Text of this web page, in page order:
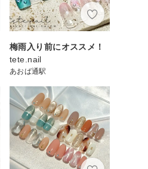
梅雨入り前にオススメ！
tete.nail
あおば通駅